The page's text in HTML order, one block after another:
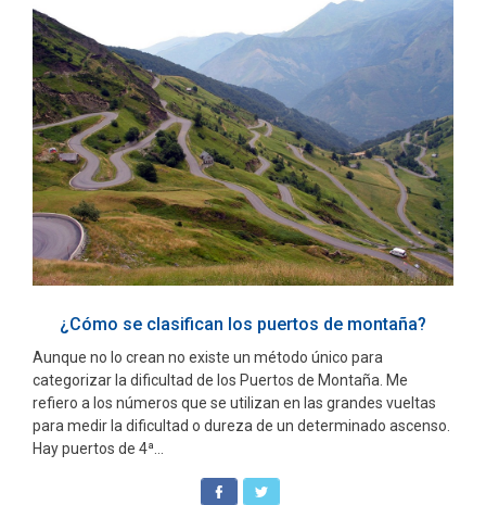
¿Cómo se clasifican los puertos de montaña?
Aunque no lo crean no existe un método único para
categorizar la dificultad de los Puertos de Montaña. Me
refiero a los números que se utilizan en las grandes vueltas
para medir la dificultad o dureza de un determinado ascenso.
Hay puertos de 4ª...